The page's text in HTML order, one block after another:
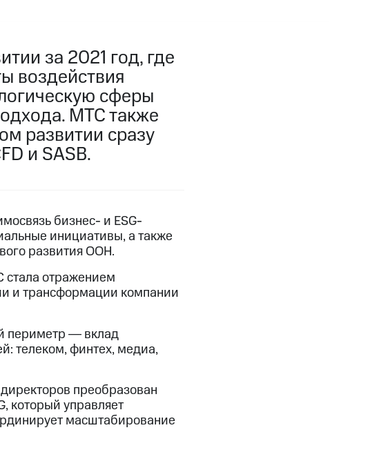
за 2021 год, где
воздействия
сферы
МТС также
развитии сразу
и SASB.
бизнес- и ESG-
инициативы, а также
развития ООН.
стала отражением
и трансформации компании
периметр ― вклад
телеком, финтех, медиа,
преобразован
который управляет
масштабирование